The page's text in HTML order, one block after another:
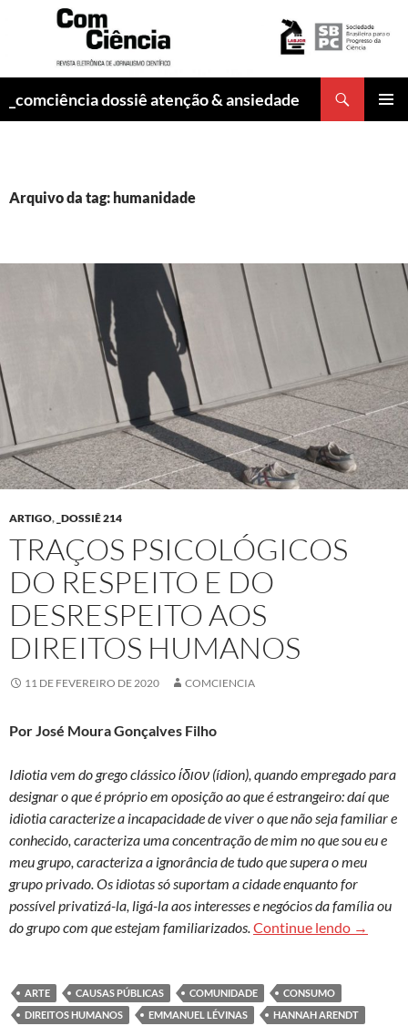
_comciência dossiê atenção & ansiedade
Arquivo da tag: humanidade
ARTIGO, _DOSSIÊ 214
TRAÇOS PSICOLÓGICOS
DO RESPEITO E DO
DESRESPEITO AOS
DIREITOS HUMANOS
11 DE FEVEREIRO DE 2020 COMCIENCIA
Por José Moura Gonçalves Filho
Idiotia vem do grego clássico ίδιον (ídion), quando empregado para
designar o que é próprio em oposição ao que é estrangeiro: daí que
idiotia caracterize a incapacidade de viver o que não seja familiar e
conhecido, caracteriza uma concentração de mim no que sou eu e
meu grupo, caracteriza a ignorância de tudo que supera o meu
grupo privado. Os idiotas só suportam a cidade enquanto for
possível privatizá-la, ligá-la aos interesses e negócios da família ou
do grupo com que estejam familiarizados.Continue lendo Traços
→
ARTE CAUSAS PÚBLICAS COMUNIDADE
CONSUMO
DIREITOS HUMANOS
EMMANUEL LÉVINAS
HANNAH ARENDT